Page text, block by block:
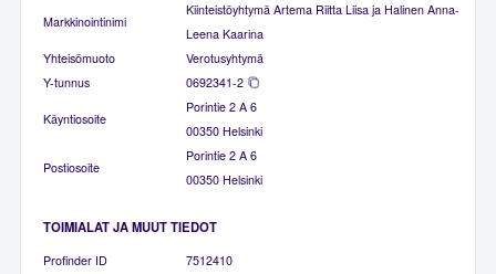
Markkinointinimi
Kiinteistöyhtymä Artema Riitta Liisa ja Halinen Anna-
Leena Kaarina
Yhteisömuoto
Verotusyhtymä
Y-tunnus
0692341-2
Käyntiosoite
Porintie 2 A 6
00350 Helsinki
Postiosoite
Porintie 2 A 6
00350 Helsinki
TOIMIALAT JA MUUT TIEDOT
Profinder ID
7512410